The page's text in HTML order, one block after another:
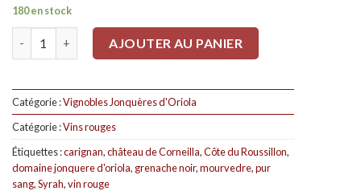
180 en stock
AJOUTER AU PANIER
Catégorie :Vignobles Jonquères d'Oriola
Catégorie :Vins rouges
Étiquettes :carignan,château de Corneilla,Côte du Roussillon,
domaine jonquere d'oriola, grenache noir,mourvedre,pur
sang,Syrah,vin rouge